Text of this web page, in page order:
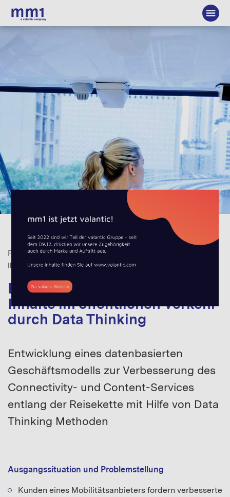
PROJEKTBEISPIELE DATA THINKING
INNOVATION,MOBILITY
Besseres Internet und bessere
Inhalte im öffentlichen Verkehr
durch Data Thinking
Entwicklung eines datenbasierten
Geschäftsmodells zur Verbesserung des
Connectivity- und Content-Services
entlang der Reisekette mit Hilfe von Data
Thinking Methoden
Ausgangssituation und Problemstellung
Kunden eines Mobilitätsanbieters fordern verbesserte